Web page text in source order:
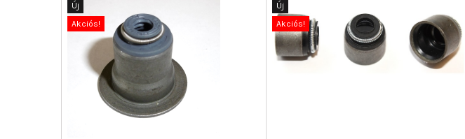
Új
Akciós!
Új
Akciós!